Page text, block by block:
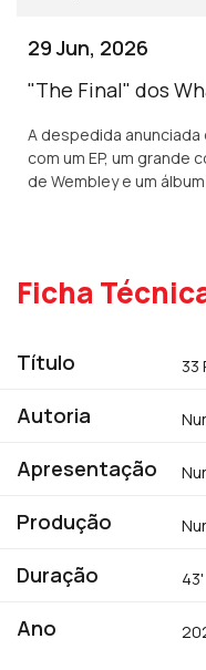
29 Jun, 2026
"The Final" dos
A despedida
com um EP, um grande
de Wembley e um
Ficha
Título 33
Autoria
Apresentação
Produção
Duração 43'
Ano